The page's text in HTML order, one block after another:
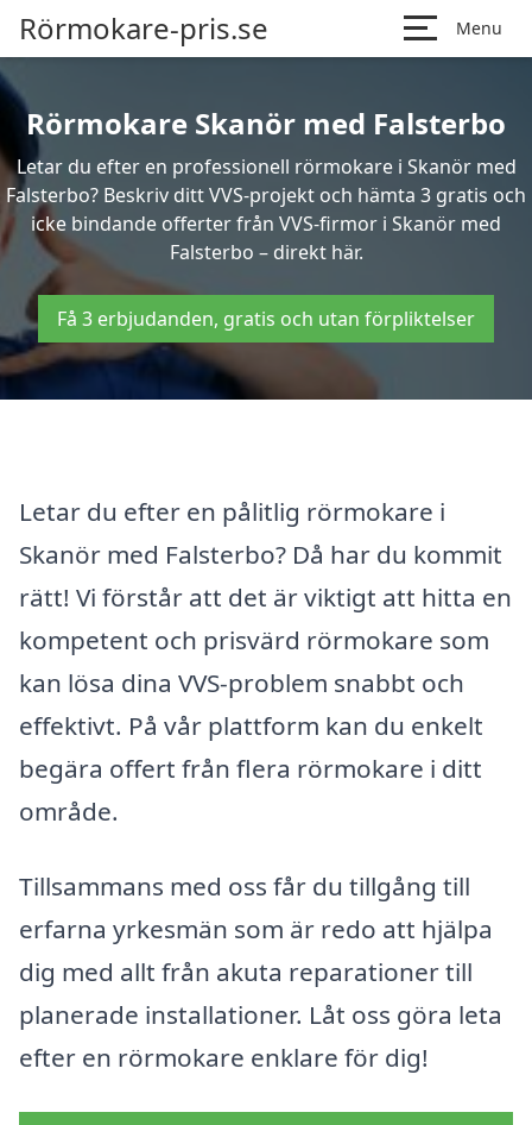
Rörmokare-pris.se Menu
Rörmokare Skanör med Falsterbo
Letar du efter en professionell rörmokare i Skanör med
Falsterbo? Beskriv ditt VVS-projekt och hämta 3 gratis och
icke bindande offerter från VVS-firmor i Skanör med
Falsterbo – direkt här.
Få 3 erbjudanden, gratis och utan förpliktelser
Letar du efter en pålitlig rörmokare i
Skanör med Falsterbo? Då har du kommit
rätt! Vi förstår att det är viktigt att hitta en
kompetent och prisvärd rörmokare som
kan lösa dina VVS-problem snabbt och
effektivt. På vår plattform kan du enkelt
begära offert från flera rörmokare i ditt
område.
Tillsammans med oss får du tillgång till
erfarna yrkesmän som är redo att hjälpa
dig med allt från akuta reparationer till
planerade installationer. Låt oss göra leta
efter en rörmokare enklare för dig!